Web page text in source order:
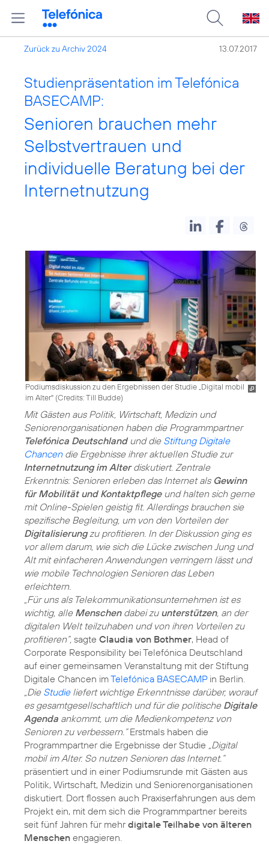
Zurück zu Archiv 2024 13.07.2017
Studienpräsentation im Telefónica
BASECAMP:
Senioren brauchen mehr
Selbstvertrauen und
individuelle Beratung bei der
Internetnutzung
Podiumsdiskussion zu den Ergebnissen der Studie „Digital mobil
im Alter" (Credits: Till Budde)
Mit Gästen aus Politik, Wirtschaft, Medizin und
Seniorenorganisationen haben die Programmpartner
Telefónica Deutschlandund die Stiftung Digitale
Chancendie Ergebnisse ihrer aktuellen Studie zur
Internetnutzung im Alterdiskutiert. Zentrale
Erkenntnis: Senioren erleben das Internet als Gewinn
für Mobilität und Kontaktpflegeund halten sich gerne
mit Online-Spielen geistig fit. Allerdings brauchen sie
spezifische Begleitung, um von den Vorteilen der
Digitalisierungzu profitieren. In der Diskussion ging es
vor allem darum, wie sich die Lücke zwischen Jung und
Alt mit einfacheren Anwendungen verringern lässt und
wie mobile Technologien Senioren das Leben
erleichtern.
„Für uns als Telekommunikationsunternehmen ist es
wichtig, alle Menschendabei zu unterstützen, an der
digitalen Welt teilzuhaben und von ihren Vorteilen zu
profitieren“, sagte Claudia von Bothmer, Head of
Corporate Responsibility bei Telefónica Deutschland
auf einer gemeinsamen Veranstaltung mit der Stiftung
Digitale Chancen imTelefónica BASECAMPin Berlin.
„Die Studieliefert wichtige Erkenntnisse darüber, worauf
es gesamtgesellschaftlich und für die politische Digitale
Agenda ankommt, um die Medienkompetenz von
Senioren zu verbessern.“Erstmals haben die
Programmpartner die Ergebnisse der Studie „Digital
mobil im Alter. So nutzen Senioren das Internet.“
präsentiert und in einer Podiumsrunde mit Gästen aus
Politik, Wirtschaft, Medizin und Seniorenorganisationen
diskutiert. Dort flossen auch Praxiserfahrungen aus dem
Projekt ein, mit dem sich die Programmpartner bereits
seit fünf Jahren für mehrdigitale Teilhabe von älteren
Menschen engagieren.